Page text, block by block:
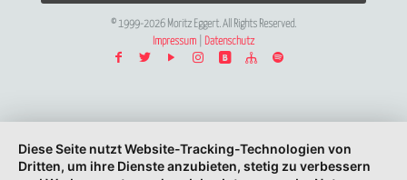
© 1999-2026 Moritz Eggert. All Rights Reserved.
Impressum
Datenschutz
Diese Seite nutzt Website-Tracking-Technologien von
Dritten, um ihre Dienste anzubieten, stetig zu verbessern